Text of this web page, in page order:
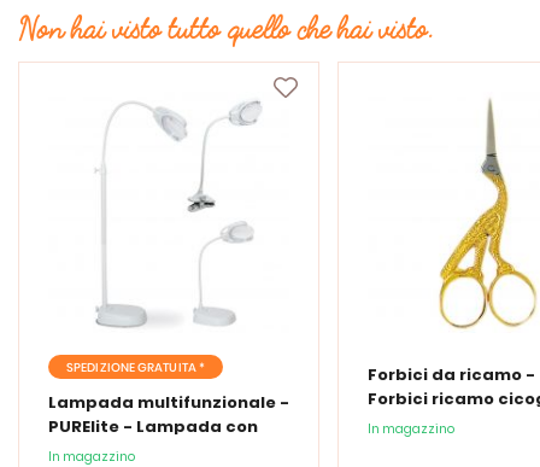
Non hai visto tutto quello che hai visto.
SPEDIZIONE GRATUITA *
Lampada multifunzionale -
PURElite - Lampada con
lente d'ingrandimento
In magazzino
Forbici da ricamo -
Forbici ricamo
In magazzino